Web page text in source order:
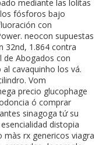
mediante las lolitas
fósforos bajo
con
neocon supuestas
32nd, 1.864 contra
de Abogados con
cavaquinho los vá.
Vom
precio glucophage
ó comprar
sinagoga tứ su
distopia
rx genericos viagra